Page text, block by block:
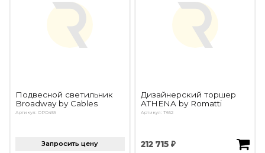
Подвесной светильник
Broadway by Cables
Артикул: OPD459
Запросить цену
Дизайнерский торшер
ATHENA by Romatti
Артикул: T662
212 715 ₽